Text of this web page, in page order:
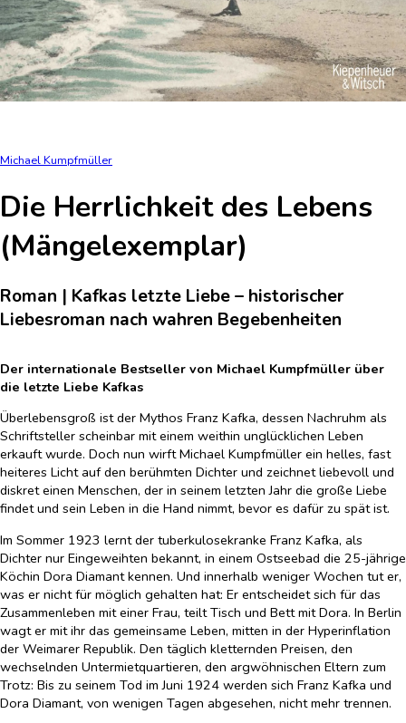
Michael Kumpfmüller
Die Herrlichkeit des Lebens
(Mängelexemplar)
Roman | Kafkas letzte Liebe – historischer
Liebesroman nach wahren Begebenheiten
Der internationale Bestseller von Michael Kumpfmüller über
die letzte Liebe Kafkas
Überlebensgroß ist der Mythos Franz Kafka, dessen Nachruhm als
Schriftsteller scheinbar mit einem weithin unglücklichen Leben
erkauft wurde. Doch nun wirft Michael Kumpfmüller ein helles, fast
heiteres Licht auf den berühmten Dichter und zeichnet liebevoll und
diskret einen Menschen, der in seinem letzten Jahr die große Liebe
findet und sein Leben in die Hand nimmt, bevor es dafür zu spät ist.
Im Sommer 1923 lernt der tuberkulosekranke Franz Kafka, als
Dichter nur Eingeweihten bekannt, in einem Ostseebad die 25-jährige
Köchin Dora Diamant kennen. Und innerhalb weniger Wochen tut er,
was er nicht für möglich gehalten hat: Er entscheidet sich für das
Zusammenleben mit einer Frau, teilt Tisch und Bett mit Dora. In Berlin
wagt er mit ihr das gemeinsame Leben, mitten in der Hyperinflation
der Weimarer Republik. Den täglich kletternden Preisen, den
wechselnden Untermietquartieren, den argwöhnischen Eltern zum
Trotz: Bis zu seinem Tod im Juni 1924 werden sich Franz Kafka und
Dora Diamant, von wenigen Tagen abgesehen, nicht mehr trennen.